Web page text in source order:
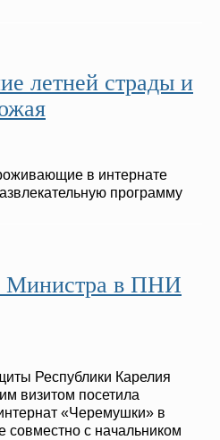
летней страды и
в интернате
программу
Министра в ПНИ
Республики Карелия
визитом посетила
«Черемушки» в
совместно с начальником